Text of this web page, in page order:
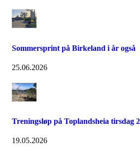
Sommersprint på Birkeland i år også
25.06.2026
Treningsløp på Toplandsheia tirsdag
19.05.2026